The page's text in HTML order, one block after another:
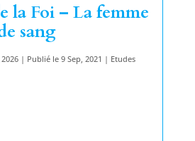
la Foi – La femme
sang
| Publié le 9 Sep, 2021 | Etudes